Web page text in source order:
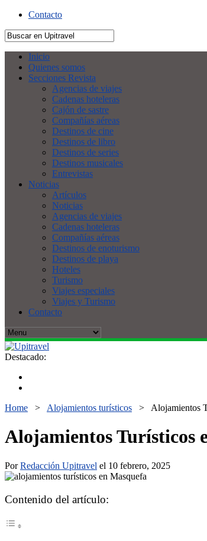
Contacto
Inicio
Quienes somos
Secciones Revista
Agencias de viajes
Cadenas hoteleras
Cajón de sastre
Compañías aéreas
Destinos de cine
Destinos de libro
Destinos de series
Destinos musicales
Entrevistas
Noticias
Artículos
Noticias
Agencias de viajes
Cadenas hoteleras
Compañías aéreas
Destinos de enoturismo
Destinos de playa
Hoteles
Turismo
Viajes especiales
Viajes y Turismo
Contacto
Destacado:
Home > Alojamientos turísticos > Alojamientos
Alojamientos Turísticos
PorRedacción Upitravel el 10 febrero, 2025
Contenido del artículo: